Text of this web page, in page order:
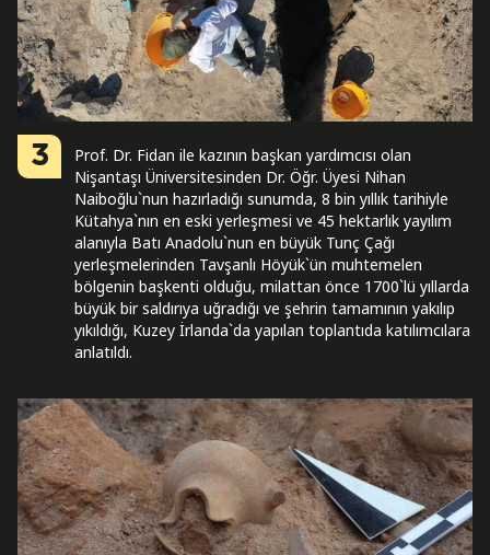
3
Prof. Dr. Fidan ile kazının başkan yardımcısı olan
Nişantaşı Üniversitesinden Dr. Öğr. Üyesi Nihan
Naiboğlu`nun hazırladığı sunumda, 8 bin yıllık tarihiyle
Kütahya`nın en eski yerleşmesi ve 45 hektarlık yayılım
alanıyla Batı Anadolu`nun en büyük Tunç Çağı
yerleşmelerinden Tavşanlı Höyük`ün muhtemelen
bölgenin başkenti olduğu, milattan önce 1700`lü yıllarda
büyük bir saldırıya uğradığı ve şehrin tamamının yakılıp
yıkıldığı, Kuzey İrlanda`da yapılan toplantıda katılımcılara
anlatıldı.